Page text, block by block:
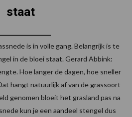
staat
is in volle gang. Belangrijk is te
in de bloei staat. Gerard Abbink:
Hoe langer de dagen, hoe sneller
hangt natuurlijk af van de grassoort
genomen bloeit het grasland pas na
kun je een aandeel stengel dus